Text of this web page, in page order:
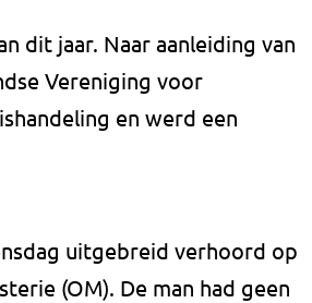
dit jaar. Naar aanleiding van
Vereniging voor
en werd een
uitgebreid verhoord op
(OM). De man had geen